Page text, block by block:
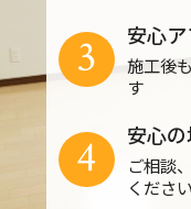
安心
施工後
す
3
安心
ご相談
ください
4